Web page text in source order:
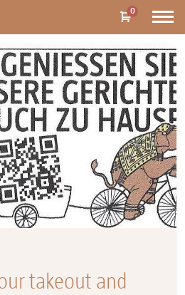
0
takeout and